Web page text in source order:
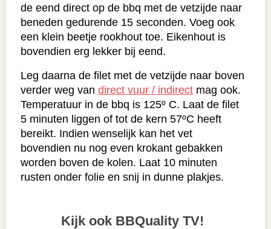
de eend direct op de bbq met de vetzijde naar
beneden gedurende 15 seconden. Voeg ook
een klein beetje rookhout toe. Eikenhout is
bovendien erg lekker bij eend.
Leg daarna de filet met de vetzijde naar boven
verder weg van direct vuur / indirect mag ook.
Temperatuur in de bbq is 125º C. Laat de filet
5 minuten liggen of tot de kern 57ºC heeft
bereikt. Indien wenselijk kan het vet
bovendien nu nog even krokant gebakken
worden boven de kolen. Laat 10 minuten
rusten onder folie en snij in dunne plakjes.
Kijk ook BBQuality TV!